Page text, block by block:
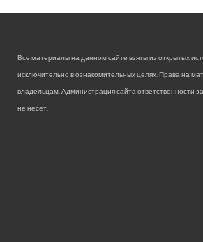
Все материалы на данном сайте взяты из открытых
исключительно в ознакомительных целях. Права на
владельцам. Администрация сайта ответственности
не несет.